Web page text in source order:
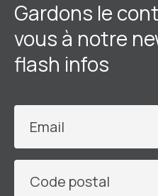
Gardons le
vous à notre
flash infos
Email
Code postal